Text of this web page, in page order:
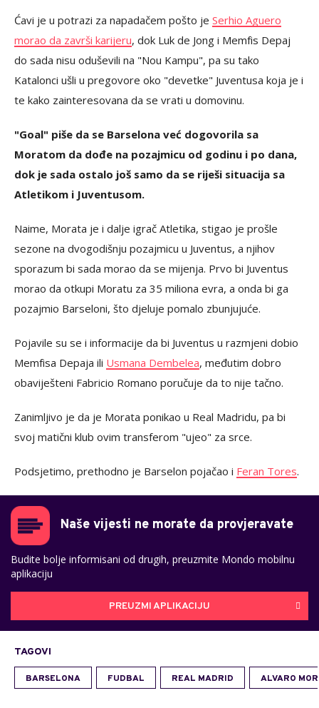
Ćavi je u potrazi za napadačem pošto je Serhio Aguero
morao da završi karijeru, dok Luk de Jong i Memfis Depaj
do sada nisu oduševili na "Nou Kampu", pa su tako
Katalonci ušli u pregovore oko "devetke" Juventusa koja je i
te kako zainteresovana da se vrati u domovinu.
"Goal" piše da se Barselona već dogovorila sa
Moratom da dođe na pozajmicu od godinu i po dana,
dok je sada ostalo još samo da se riješi situacija sa
Atletikom i Juventusom.
Naime, Morata je i dalje igrač Atletika, stigao je prošle
sezone na dvogodišnju pozajmicu u Juventus, a njihov
sporazum bi sada morao da se mijenja. Prvo bi Juventus
morao da otkupi Moratu za 35 miliona evra, a onda bi ga
pozajmio Barseloni, što djeluje pomalo zbunjujuće.
Pojavile su se i informacije da bi Juventus u razmjeni dobio
Memfisa Depaja ili Usmana Dembelea, međutim dobro
obaviješteni Fabricio Romano poručuje da to nije tačno.
Zanimljivo je da je Morata ponikao u Real Madridu, pa bi
svoj matični klub ovim transferom "ujeo" za srce.
Podsjetimo, prethodno je Barselon pojačao i Feran Tores.
Naše vijesti ne morate da provjeravate
Budite bolje informisani od drugih, preuzmite Mondo mobilnu
aplikaciju
PREUZMI APLIKACIJU
TAGOVI
BARSELONA FUDBAL REAL MADRID ALVARO